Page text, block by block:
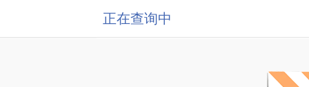
正在查询中